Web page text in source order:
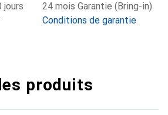
jours
24 mois Garantie (Bring-in)
Conditions de garantie
produits